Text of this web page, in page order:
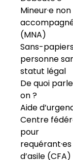
Mineur·e non
(MNA)
Sans-
personne
statut légal
De quoi
on ?
Aide
Centre
pour
requérant·es
d’asile (CFA)